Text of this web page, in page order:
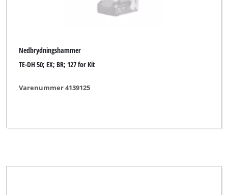
Nedbrydningshammer
TE-DH 50; EX; BR; 127 for Kit
Varenummer 4139125